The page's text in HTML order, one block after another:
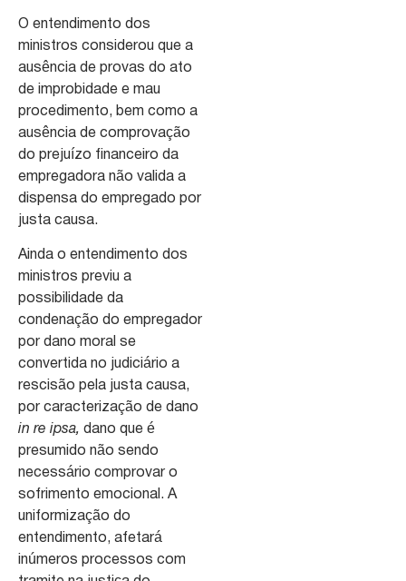
O entendimento dos
ministros considerou que a
ausência de provas do ato
de improbidade e mau
procedimento, bem como a
ausência de comprovação
do prejuízo financeiro da
empregadora não valida a
dispensa do empregado por
justa causa.
Ainda o entendimento dos
ministros previu a
possibilidade da
condenação do empregador
por dano moral se
convertida no judiciário a
rescisão pela justa causa,
por caracterização de dano
in re ipsa, dano que é
presumido não sendo
necessário comprovar o
sofrimento emocional. A
uniformização do
entendimento, afetará
inúmeros processos com